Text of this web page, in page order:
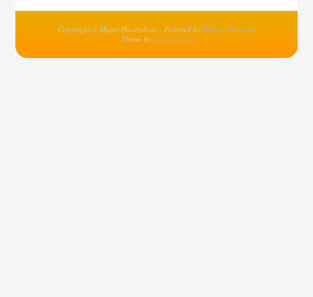
Copyright © Mujer Hacendosa - Powered by MejoresInventos
Theme by Infochip.net